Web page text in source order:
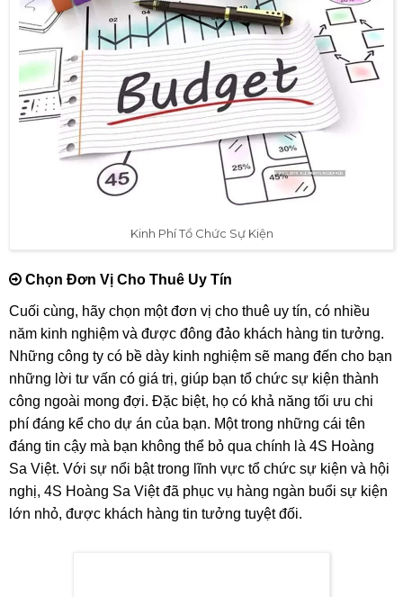
Kinh Phí Tổ Chức Sự Kiện
Chọn Đơn Vị Cho Thuê Uy Tín
Cuối cùng, hãy chọn một đơn vị cho thuê uy tín, có nhiều
năm kinh nghiệm và được đông đảo khách hàng tin tưởng.
Những công ty có bề dày kinh nghiệm sẽ mang đến cho bạn
những lời tư vấn có giá trị, giúp bạn tổ chức sự kiện thành
công ngoài mong đợi. Đặc biệt, họ có khả năng tối ưu chi
phí đáng kể cho dự án của bạn. Một trong những cái tên
đáng tin cậy mà bạn không thể bỏ qua chính là 4S Hoàng
Sa Việt. Với sự nổi bật trong lĩnh vực tổ chức sự kiện và hội
nghị, 4S Hoàng Sa Việt đã phục vụ hàng ngàn buổi sự kiện
lớn nhỏ, được khách hàng tin tưởng tuyệt đối.